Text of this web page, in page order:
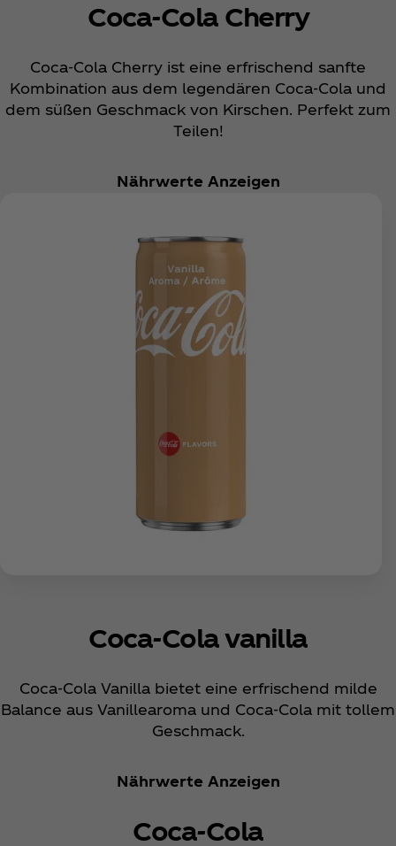
Coca‑Cola Cherry
Coca‑Cola Cherry ist eine erfrischend sanfte
Kombination aus dem legendären Coca‑Cola und
dem süßen Geschmack von Kirschen. Perfekt zum
Teilen!
Nährwerte Anzeigen
Coca‑Cola vanilla
Coca‑Cola Vanilla bietet eine erfrischend milde
Balance aus Vanillearoma und Coca‑Cola mit tollem
Geschmack.
Nährwerte Anzeigen
Coca‑Cola